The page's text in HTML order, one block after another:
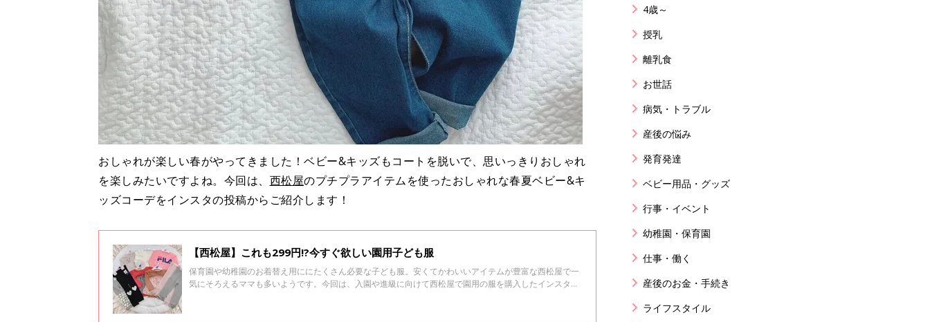
おしゃれが楽しい春がやってきました！ベビー&キッズもコートを脱いで、思いっきりおしゃれ
を楽しみたいですよね。今回は、 西松屋のプチプラアイテムを使ったおしゃれな春夏ベビー&キ
ッズコーデをインスタの投稿からご紹介します！
【西松屋】これも299円!?今すぐ欲しい園用子ども服
保育園や幼稚園のお着替え用ににたくさん必要な子ども服。安くてかわいいアイテムが豊富な西松屋で一
気にそろえるママも多いようです。今回は、入園や進級に向けて西松屋で園用の服を購入したインスタマ
4歳～
授乳
離乳食
お世話
病気・トラブル
産後の悩み
発育発達
ベビー用品・グッズ
行事・イベント
幼稚園・保育園
仕事・働く
産後のお金・手続き
ライフスタイル